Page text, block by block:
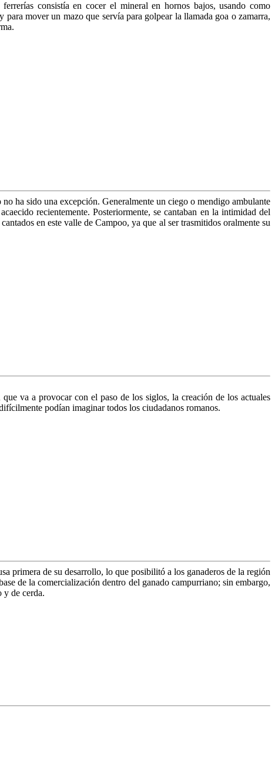
consistía en cocer el mineral en hornos bajos, usando como
mover un mazo que servía para golpear la llamada goa o zamarra,
ha sido una excepción. Generalmente un ciego o mendigo ambulante
recientemente. Posteriormente, se cantaban en la intimidad del
en este valle de Campoo, ya que al ser trasmitidos oralmente su
va a provocar con el paso de los siglos, la creación de los actuales
podían imaginar todos los ciudadanos romanos.
primera de su desarrollo, lo que posibilitó a los ganaderos de la región
de la comercialización dentro del ganado campurriano; sin embargo,
y de cerda.